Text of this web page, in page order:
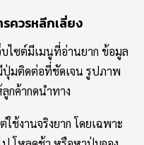
ควรหลีกเลี่ยง
ไซต์มีเมนูที่อ่านยาก ข้อมูล
ปุ่มติดต่อที่ชัดเจน รูปภาพ
กค้ากดนำทาง
ช้งานจริงยาก โดยเฉพาะ